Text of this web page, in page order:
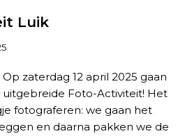
Luik
zaterdag 12 april 2025 gaan
uitgebreide Foto-Activiteit! Het
fotograferen: we gaan het
en daarna pakken we de